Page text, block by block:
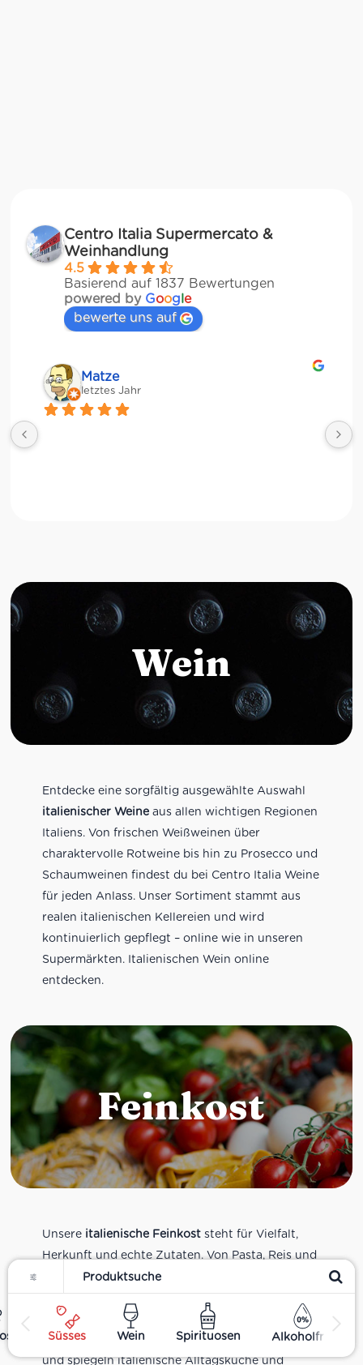
Süsses Wein Spirituosen Alkoholfrei
Centro Italia Supermercato &
Weinhandlung
4.5
Basierend auf 1837 Bewertungen
powered by Google
bewerte uns auf
Matze
letztes Jahr
Wein
Entdecke eine sorgfältig ausgewählte Auswahl
italienischer Weineaus allen wichtigen Regionen
Italiens. Von frischen Weißweinen über
charaktervolle Rotweine bis hin zu Prosecco und
Schaumweinen findest du bei Centro Italia Weine
für jeden Anlass. Unser Sortiment stammt aus
realen italienischen Kellereien und wird
kontinuierlich gepflegt – online wie in unseren
Supermärkten. Italienischen Wein online
entdecken.
Feinkost
Unsere italienische Feinkoststeht für Vielfalt,
Herkunft und echte Zutaten. Von Pasta, Reis und
Tomatensaucen über Olivenöl, Antipasti und
Pesto bis zu Balsamico und Spezialitäten aus
verschiedenen Regionen Italiens. Alle Produkte
sind Teil unseres realen Supermarkt-Sortiments
und spiegeln italienische Alltagsküche und